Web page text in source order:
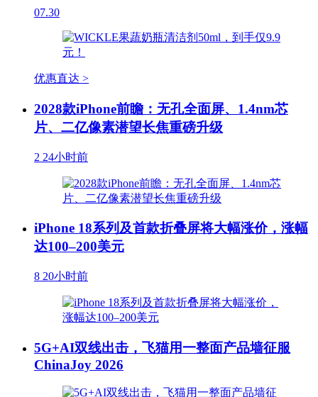
07.30
优惠直达 >
2028款iPhone前瞻：无孔全面屏、1.4nm芯
片、二亿像素潜望长焦重磅升级
2 24小时前
iPhone 18系列及首款折叠屏将大幅涨价，涨幅
达100–200美元
8 20小时前
5G+AI双线出击，飞猫用一整面产品墙征服
ChinaJoy 2026